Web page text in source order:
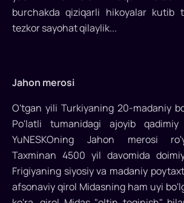
Turkiyaning
poytaxti
kashf
qilinishi
kerak
bo'lgan
ko'plab
yashirin
burchakda qiziqarli hikoyalar kutib
tezkor sayohat qilaylik...
Jahon merosi
O'tgan yili Turkiyaning 20-madaniy
Po'latli tumanidagi ajoyib
YuNESKOning Jahon merosi
Taxminan 4500 yil davomida
Frigiyaning siyosiy va madaniy
afsonaviy qirol Midasning ham uyi